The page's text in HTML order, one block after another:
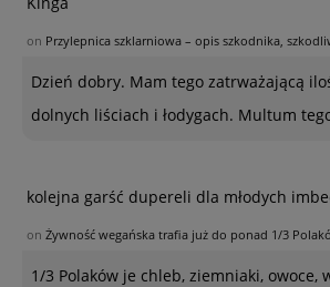
on Przylepnica szklarniowa – opis szkodnika,
Dzień dobry. Mam tego zatrważającą
dolnych liściach i łodygach. Multum
kolejna garść dupereli dla młodych
on Żywność wegańska trafia już do ponad 1/3
1/3 Polaków je chleb, ziemniaki, owoce,